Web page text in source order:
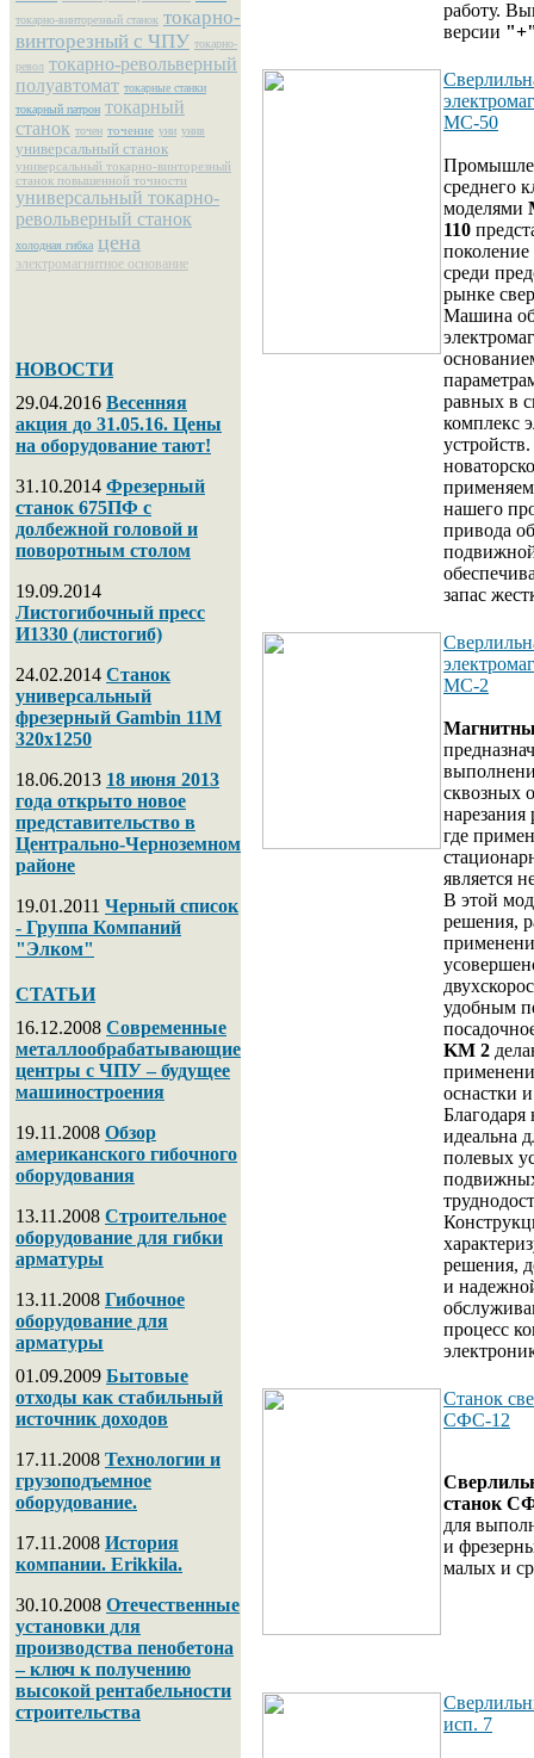
токарно-винторезный станок токарно-
винторезный с ЧПУ токарно-
револ токарно-револьверный
полуавтомат токарные станки
токарный патрон токарный
станок точен точение уни унив
универсальный станок
универсальный токарно-винторезный
станок повышенной точности
универсальный токарно-
револьверный станок
холодная гибка цена
электромагнитное основание
НОВОСТИ
29.04.2016 Весенняя
акция до 31.05.16. Цены
на оборудование тают!
31.10.2014 Фрезерный
станок 675ПФ с
долбежной головой и
поворотным столом
19.09.2014
Листогибочный пресс
И1330 (листогиб)
24.02.2014 Станок
универсальный
фрезерный Gambin 11M
320х1250
18.06.2013 18 июня 2013
года открыто новое
представительство в
Центрально-Черноземном
районе
19.01.2011 Черный список
- Группа Компаний
"Элком"
СТАТЬИ
16.12.2008 Современные
металлообрабатывающие
центры с ЧПУ – будущее
машиностроения
19.11.2008 Обзор
американского гибочного
оборудования
13.11.2008 Строительное
оборудование для гибки
арматуры
13.11.2008 Гибочное
оборудование для
арматуры
01.09.2009 Бытовые
отходы как стабильный
источник доходов
17.11.2008 Технологии и
грузоподъемное
оборудование.
17.11.2008 История
компании. Erikkila.
30.10.2008 Отечественные
установки для
производства пенобетона
– ключ к получению
высокой рентабельности
строительства
работу.
версии
МС-50
среднего
моделями
110
поколение
среди
рынке
Машина
равных в
комплекс
нашего
привода
запас
МС-2
сквозных
нарезания
где
является
В этой
решения,
удобным
KM 2
оснастки
Благодаря
идеальна
полевых
решения,
и
процесс
Станок
СФС-12
станок
для
и
малых и
исп. 7